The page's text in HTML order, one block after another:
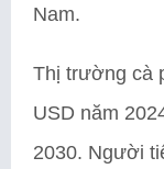
Nam.
Thị trường cà
USD năm
2030. Người